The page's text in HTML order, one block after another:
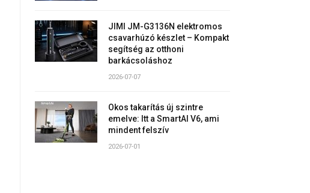
JIMI JM-G3136N elektromos
csavarhúzó készlet – Kompakt
segítség az otthoni
barkácsoláshoz
2026-07-07
Okos takarítás új szintre
emelve: Itt a SmartAI V6, ami
mindent felszív
2026-07-01